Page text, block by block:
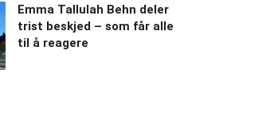
Emma Tallulah Behn deler
trist beskjed – som får alle
til å reagere